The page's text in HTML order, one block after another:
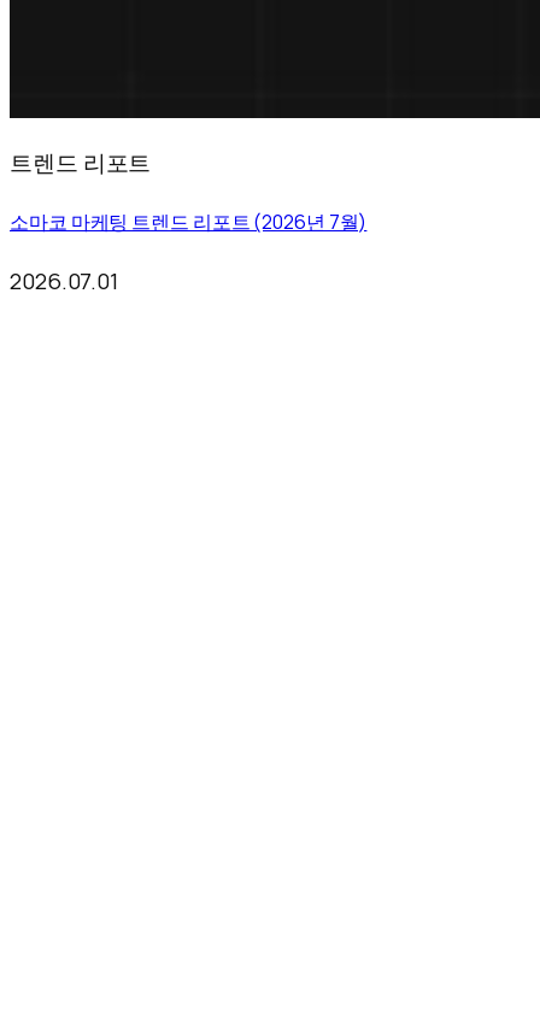
트렌드 리포트
소마코 마케팅 트렌드 리포트 (2026년 7월)
2026.07.01